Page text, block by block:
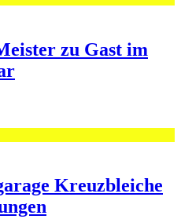
zu Gast im
Kreuzbleiche